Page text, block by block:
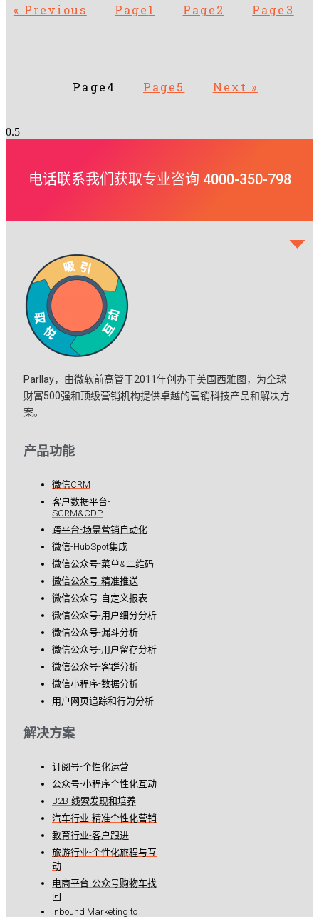
« Previous Page1 Page2 Page 3
Page4 Page5 Next »
电话联系我们获取专业咨询 4000-350-798
Parllay，由微软前高管于2011年创办于美国西雅图，为全球
财富500强和顶级营销机构提供卓越的营销科技产品和解决方
案。
产品功能
微信CRM
客户数据平台-
SCRM&CDP
跨平台-场景营销自动化
微信-HubSpot集成
微信公众号-菜单&二维码
微信公众号-精准推送
微信公众号-自定义报表
微信公众号-用户细分分析
微信公众号-漏斗分析
微信公众号-用户留存分析
微信公众号-客群分析
微信小程序-数据分析
用户网页追踪和行为分析
解决方案
订阅号-个性化运营
公众号-小程序个性化互动
B2B-线索发现和培养
汽车行业-精准个性化营销
教育行业-客户跟进
旅游行业-个性化旅程与互
动
电商平台-公众号购物车找
回
Inbound Marketing to